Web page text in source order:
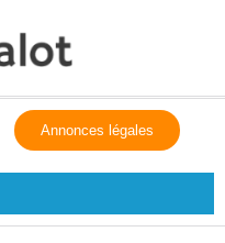
Annonces légales